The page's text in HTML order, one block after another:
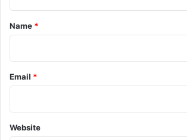
*
Name *
Email *
Website